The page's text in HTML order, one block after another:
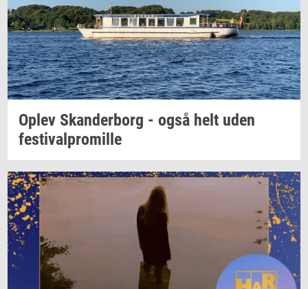
Oplev Skan­der­borg - også helt uden
festi­val­pro­mil­le